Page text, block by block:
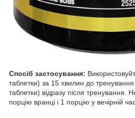
Спосіб застосування:
таблетки) за 15 хвилин до
таблетки) відразу після тренування.
порцію вранці і 1 порцію у вечірній